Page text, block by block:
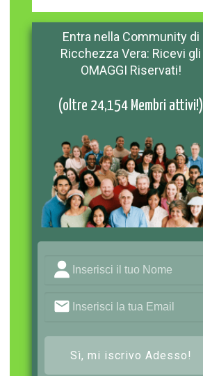
Entra nella Community di
Ricchezza Vera: Ricevi gli
OMAGGI Riservati!
(oltre 24,154 Membri attivi!)
Sì, mi iscrivo Adesso!